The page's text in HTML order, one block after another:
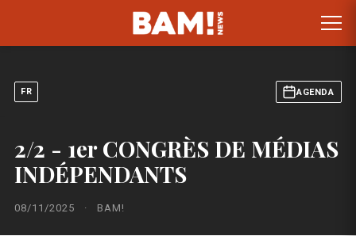
FR AGENDA
2/2 - 1er CONGRÈS DE MÉDIAS
INDÉPENDANTS
08/11/2025 · BAM!